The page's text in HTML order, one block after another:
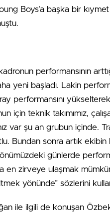
Boys’a başka bir
performansının
yeni başladı. Lakin
performansını
teknik takımımız,
var şu an grubun içinde.
Bundan sonra artık ekibin
günlerde
en zirveye ulaşmak
yönünde” sözlerini
ile ilgili de konuşan